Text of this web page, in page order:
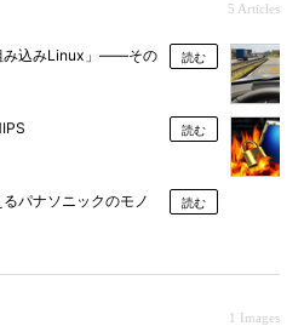
5 Articles
み込みLinux」――その
読む
読む
パナソニックのモノ
読む
1 Images